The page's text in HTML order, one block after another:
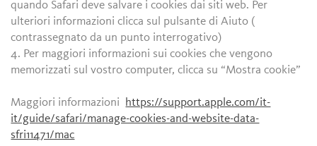
quando Safari deve salvare i cookies dai siti web. Per
ulteriori informazioni clicca sul pulsante di Aiuto (
contrassegnato da un punto interrogativo)
4. Per maggiori informazioni sui cookies che vengono
memorizzati sul vostro computer, clicca su “Mostra cookie”
Maggiori informazioni https://support.apple.com/it-
it/guide/safari/manage-cookies-and-website-data-
sfri11471/mac